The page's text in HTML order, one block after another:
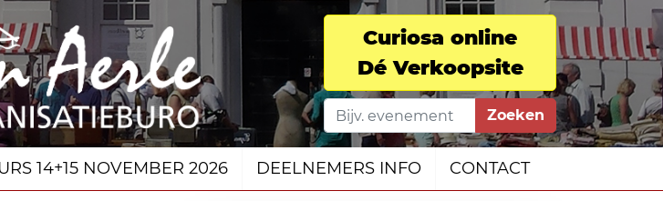
Curiosa online
Dé Verkoopsite
Zoeken
14+15 NOVEMBER 2026 DEELNEMERS INFO CONTACT